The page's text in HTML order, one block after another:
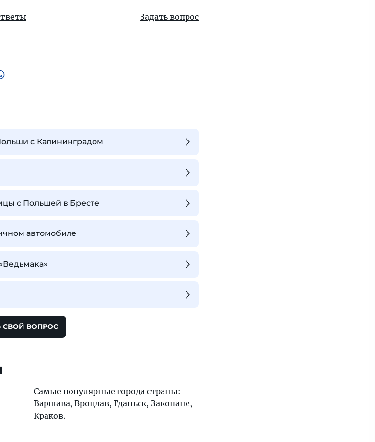
Задать вопрос
с Калининградом
с Польшей в Бресте
автомобиле
СВОЙ ВОПРОС
Самые популярные города страны:
Варшава, Вроцлав, Гданьск, Закопане,
Краков.